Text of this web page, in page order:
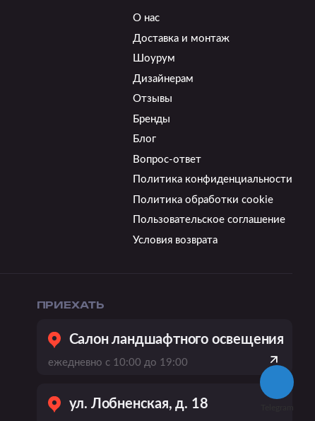
О нас
Доставка и монтаж
Шоурум
Дизайнерам
Отзывы
Бренды
Блог
Вопрос-ответ
Политика конфиденциальности
Политика обработки cookie
Пользовательское соглашение
Условия возврата
ПРИЕХАТЬ
Салон ландшафтного освещения
ежедневно с 10:00 до 19:00
ул. Лобненская, д. 18 Telegram